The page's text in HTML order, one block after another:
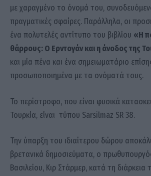
με χαραγμένο το όνομά του,
πραγματικές σφαίρες. Παράλληλα, οι
ένα πολυτελές αντίτυπο του βιβλίου «Η
θάρρους: Ο Ερντογάν και η άνοδος της
και μία πένα και ένα σημειωματάριο
προσωποποιημένα με τα ονόματά τους.
Το περίστροφο, που είναι φυσικά
Τουρκία, είναι τύπου Sarsilmaz SR 38.
Την ύπαρξη του ιδιαίτερου δώρου
βρετανικά δημοσιεύματα, ο
Βασιλείου, Κιρ Στάρμερ, κατά τη διάρκεια